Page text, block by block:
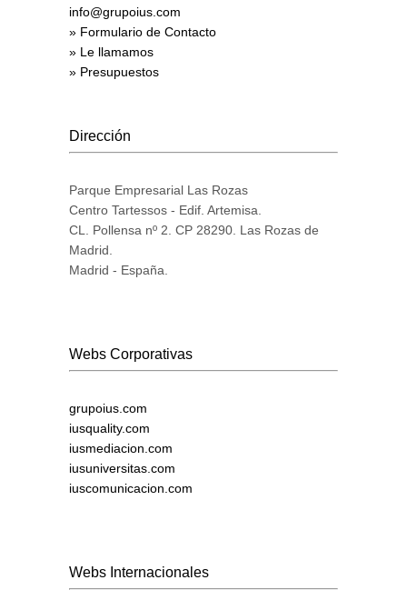
info@grupoius.com
» Formulario de Contacto
» Le llamamos
» Presupuestos
Dirección
Parque Empresarial Las Rozas
Centro Tartessos - Edif. Artemisa.
CL. Pollensa nº 2. CP 28290. Las Rozas de
Madrid.
Madrid - España.
Webs Corporativas
grupoius.com
iusquality.com
iusmediacion.com
iusuniversitas.com
iuscomunicacion.com
Webs Internacionales